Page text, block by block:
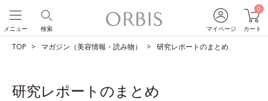
マイページ
0
カート
検索
メニュー
TOP マガジン（美容情報・読み物） 研究レポートのまとめ
研究レポートのまとめ